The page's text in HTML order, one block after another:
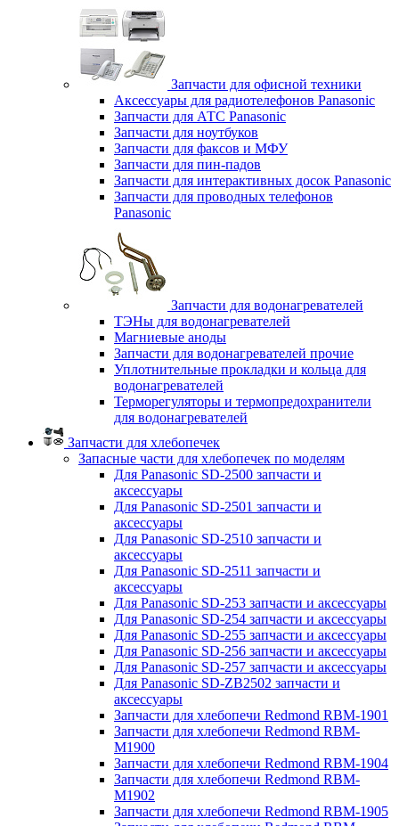
Запчасти для офисной техники
Аксессуары для радиотелефонов Panasonic
Запчасти для АТС Panasonic
Запчасти для ноутбуков
Запчасти для факсов и МФУ
Запчасти для пин-падов
Запчасти для интерактивных досок Panasonic
Запчасти для проводных телефонов
Panasonic
Запчасти для водонагревателей
ТЭНы для водонагревателей
Магниевые аноды
Запчасти для водонагревателей прочие
Уплотнительные прокладки и кольца для
водонагревателей
Терморегуляторы и термопредохранители
для водонагревателей
Запчасти для хлебопечек
Запасные части для хлебопечек по моделям
Для Panasonic SD-2500 запчасти и
аксессуары
Для Panasonic SD-2501 запчасти и
аксессуары
Для Panasonic SD-2510 запчасти и
аксессуары
Для Panasonic SD-2511 запчасти и
аксессуары
Для Panasonic SD-253 запчасти и аксессуары
Для Panasonic SD-254 запчасти и аксессуары
Для Panasonic SD-255 запчасти и аксессуары
Для Panasonic SD-256 запчасти и аксессуары
Для Panasonic SD-257 запчасти и аксессуары
Для Panasonic SD-ZB2502 запчасти и
аксессуары
Запчасти для хлебопечи Redmond RBM-1901
Запчасти для хлебопечи Redmond RBM-
M1900
Запчасти для хлебопечи Redmond RBM-1904
Запчасти для хлебопечи Redmond RBM-
M1902
Запчасти для хлебопечи Redmond RBM-1905